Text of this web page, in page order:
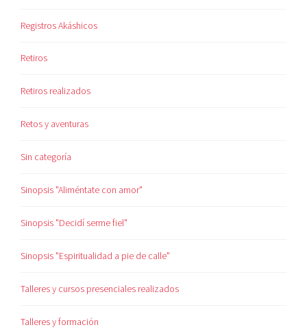
Registros Akáshicos
Retiros
Retiros realizados
Retos y aventuras
Sin categoría
Sinopsis "Aliméntate con amor"
Sinopsis "Decidí serme fiel"
Sinopsis "Espiritualidad a pie de calle"
Talleres y cursos presenciales realizados
Talleres y formación